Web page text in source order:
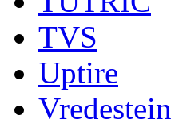
TVS
Uptire
Vredestein